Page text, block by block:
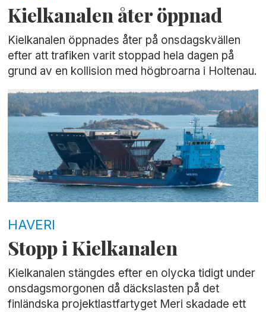
Kielkanalen åter öppnad
Kielkanalen öppnades åter på onsdagskvällen
efter att trafiken varit stoppad hela dagen på
grund av en kollision med högbroarna i Holtenau.
HAVERI
Stopp i Kielkanalen
Kielkanalen stängdes efter en olycka tidigt under
onsdagsmorgonen då däckslasten på det
finländska projektlastfartyget Meri skadade ett